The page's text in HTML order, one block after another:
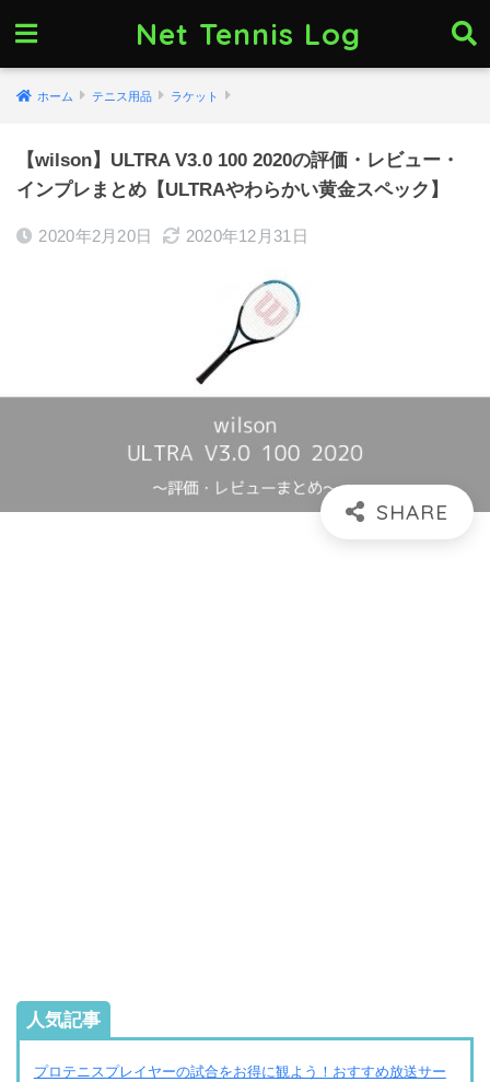
Net Tennis Log
ホーム テニス用品 ラケット
【wilson】ULTRA V3.0 100 2020の評価・レビュー・
インプレまとめ【ULTRAやわらかい黄金スペック】
2020年2月20日 2020年12月31日
人気記事
プロテニスプレイヤーの試合をお得に観よう！おすすめ放送サー